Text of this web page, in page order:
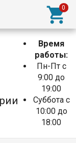
Время
работы:
Пн-Пт с
9:00 до
19:00
Суббота с
10:00 до
18:00